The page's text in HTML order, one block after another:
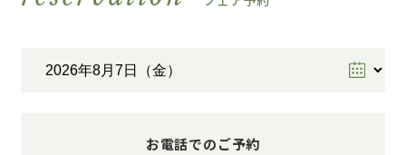
お電話でのご予約